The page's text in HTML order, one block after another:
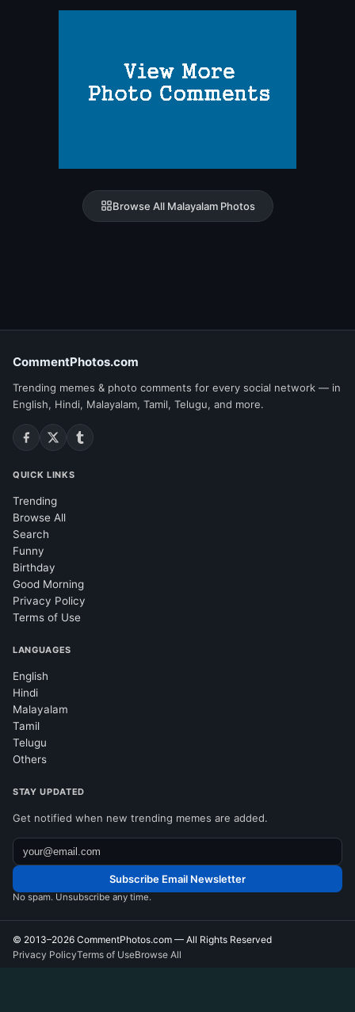
Browse All Malayalam Photos
CommentPhotos.com
Trending memes & photo comments for every social network — in
English, Hindi, Malayalam, Tamil, Telugu, and more.
QUICK LINKS
Trending
Browse All
Search
Funny
Birthday
Good Morning
Privacy Policy
Terms of Use
LANGUAGES
English
Hindi
Malayalam
Tamil
Telugu
Others
STAY UPDATED
Get notified when new trending memes are added.
Subscribe Email Newsletter
No spam. Unsubscribe any time.
© 2013–2026 CommentPhotos.com — All Rights Reserved
Privacy PolicyTerms of UseBrowse All